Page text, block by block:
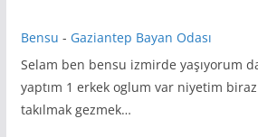
Bensu - Gaziantep Bayan Odası
Selam ben bensu izmirde yaşıyorum
yaptım 1 erkek oglum var niyetim
takılmak gezmek…